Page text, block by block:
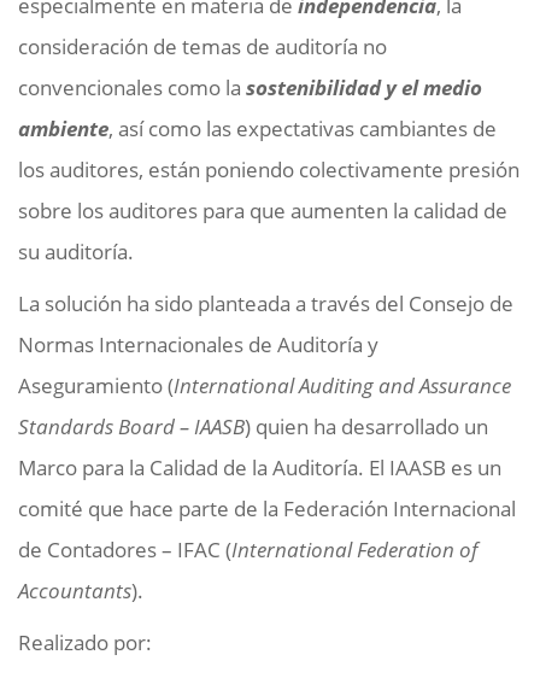
consideración de temas de auditoría no
convencionales como la sostenibilidad y el medio
ambiente, así como las expectativas cambiantes de
los auditores, están poniendo colectivamente presión
sobre los auditores para que aumenten la calidad de
su auditoría.
La solución ha sido planteada a través del Consejo de
Normas Internacionales de Auditoría y
Aseguramiento (International Auditing and Assurance
Standards Board – IAASB) quien ha desarrollado un
Marco para la Calidad de la Auditoría. El IAASB es un
comité que hace parte de la Federación Internacional
de Contadores – IFAC (International Federation of
Accountants).
Realizado por: